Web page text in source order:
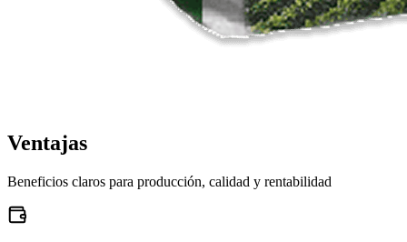
Ventajas
Beneficios claros para producción, calidad y rentabilidad